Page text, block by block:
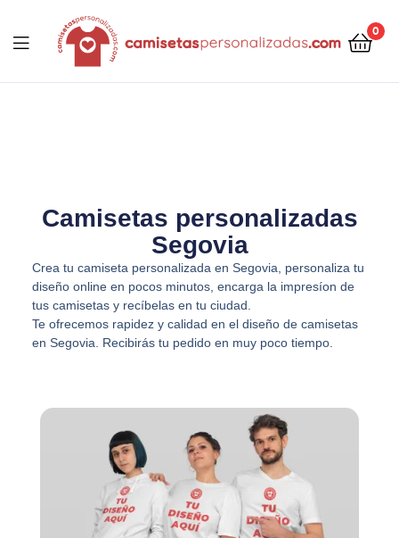
Camisetaspersonalizadas.com
0
Camisetas personalizadas
Segovia
Crea tu camiseta personalizada en Segovia, personaliza tu
diseño online en pocos minutos, encarga la impresíon de
tus camisetas y recíbelas en tu ciudad.
Te ofrecemos rapidez y calidad en el diseño de camisetas
en Segovia. Recibirás tu pedido en muy poco tiempo.